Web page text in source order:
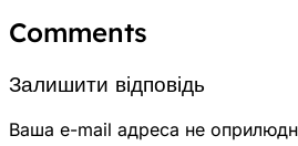
Comments
Залишити відповідь
Ваша e-mail адреса не